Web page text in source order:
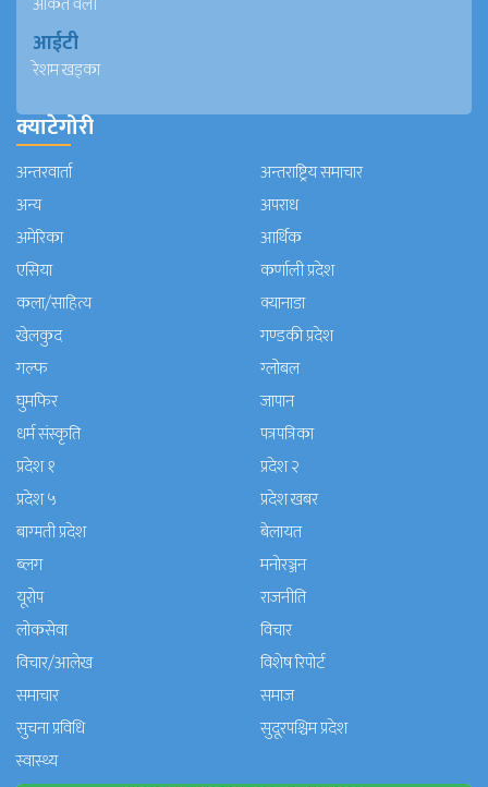
आईटी
रेशम खड्का
क्याटेगोरी
अन्तरवार्ता
अन्तराष्ट्रिय समाचार
अन्य
अपराध
अमेरिका
आर्थिक
एसिया
कर्णाली प्रदेश
कला/साहित्य
क्यानाडा
खेलकुद
गण्डकी प्रदेश
गल्फ
ग्लोबल
घुमफिर
जापान
धर्म संस्कृति
पत्रपत्रिका
प्रदेश १
प्रदेश २
प्रदेश ५
प्रदेश खबर
बाग्मती प्रदेश
बेलायत
ब्लग
मनाेरञ्जन
यूरोप
राजनीति
लोकसेवा
विचार
विचार/आलेख
विशेष रिपोर्ट
समाचार
समाज
सुचना प्रविधि
सुदूरपश्चिम प्रदेश
स्वास्थ्य